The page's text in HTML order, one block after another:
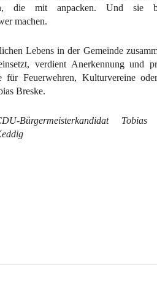
die mit anpacken. Und sie
machen.
Lebens in der Gemeinde
verdient Anerkennung und
Feuerwehren, Kulturvereine
Breske.
Bürgermeisterkandidat Tobias